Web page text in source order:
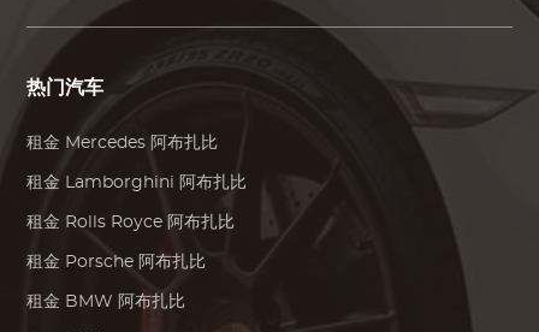
热门汽车
租金 Mercedes 阿布扎比
租金 Lamborghini 阿布扎比
租金 Rolls Royce 阿布扎比
租金 Porsche 阿布扎比
租金 BMW 阿布扎比